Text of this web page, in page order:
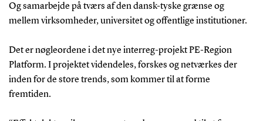
Og samarbejde på tværs af den dansk-tyske grænse og
mellem virksomheder, universitet og offentlige institutioner.
Det er nøgleordene i det nye interreg-projekt PE-Region
Platform. I projektet videndeles, forskes og netværkes der
inden for de store trends, som kommer til at forme
fremtiden.